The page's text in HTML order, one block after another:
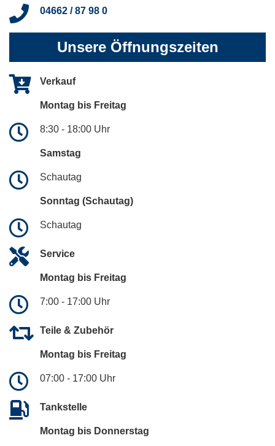
04662 / 87 98 0
Unsere Öffnungszeiten
Verkauf
Montag bis Freitag
8:30 - 18:00 Uhr
Samstag
Schautag
Sonntag (Schautag)
Schautag
Service
Montag bis Freitag
7:00 - 17:00 Uhr
Teile & Zubehör
Montag bis Freitag
07:00 - 17:00 Uhr
Tankstelle
Montag bis Donnerstag